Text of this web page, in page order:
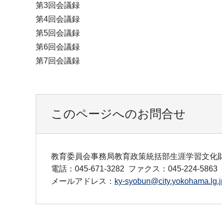
第3回会議録
第4回会議録
第5回会議録
第6回会議録
第7回会議録
このページへのお問合せ
教育委員会事務局教育政策統括部生涯学習文化
電話：045-671-3282 ファクス：045-224-5863
メールアドレス： ky-